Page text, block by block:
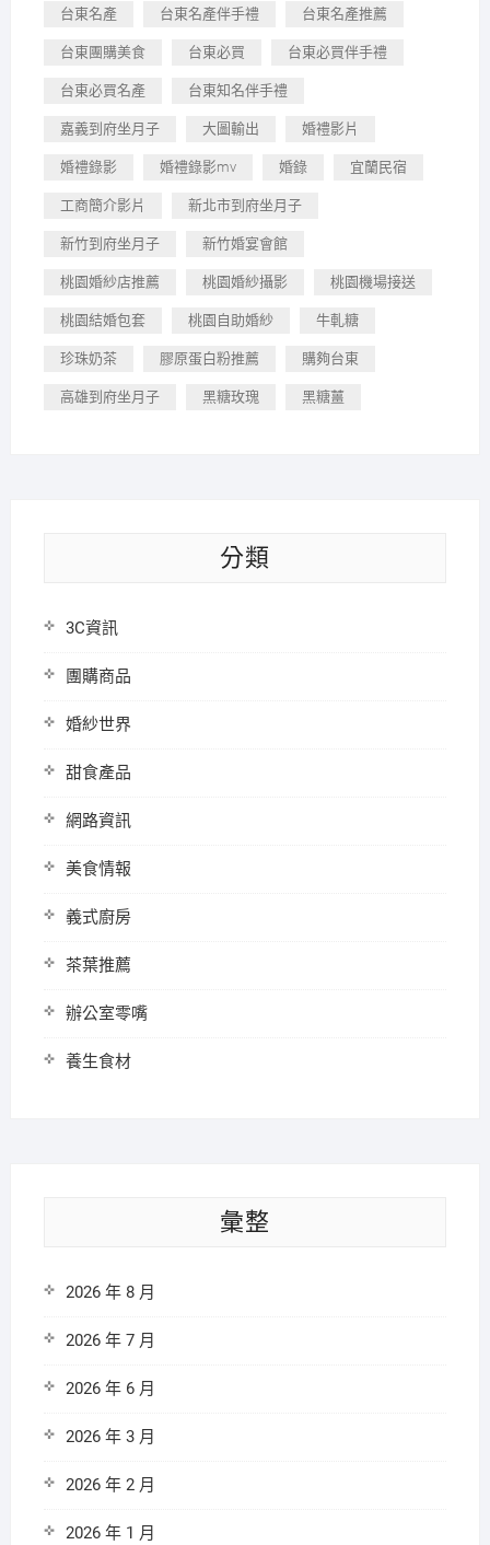
台東名產 台東名產伴手禮 台東名產推薦
台東團購美食 台東必買 台東必買伴手禮
台東必買名產 台東知名伴手禮
嘉義到府坐月子 大圖輸出 婚禮影片
婚禮錄影 婚禮錄影mv 婚錄 宜蘭民宿
工商簡介影片 新北市到府坐月子
新竹到府坐月子 新竹婚宴會館
桃園婚紗店推薦 桃園婚紗攝影 桃園機場接送
桃園結婚包套 桃園自助婚紗 牛軋糖
珍珠奶茶 膠原蛋白粉推薦 購夠台東
高雄到府坐月子 黑糖玫瑰 黑糖薑
分類
3C資訊
團購商品
婚紗世界
甜食產品
網路資訊
美食情報
義式廚房
茶葉推薦
辦公室零嘴
養生食材
彙整
2026 年 8 月
2026 年 7 月
2026 年 6 月
2026 年 3 月
2026 年 2 月
2026 年 1 月